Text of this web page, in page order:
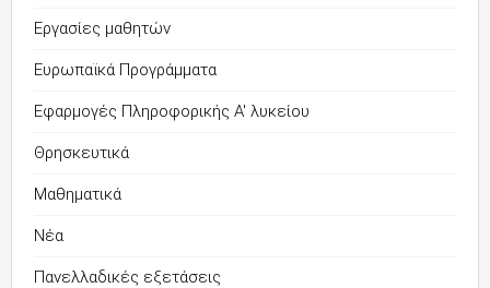
Εργασίες μαθητών
Ευρωπαϊκά Προγράμματα
Εφαρμογές Πληροφορικής Α' λυκείου
Θρησκευτικά
Μαθηματικά
Νέα
Πανελλαδικές εξετάσεις